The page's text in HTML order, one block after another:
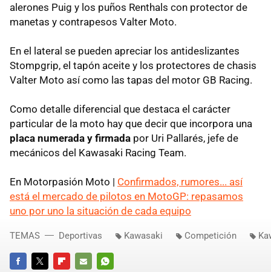
alerones Puig y los puños Renthals con protector de
manetas y contrapesos Valter Moto.
En el lateral se pueden apreciar los antideslizantes
Stompgrip, el tapón aceite y los protectores de chasis
Valter Moto así como las tapas del motor GB Racing.
Como detalle diferencial que destaca el carácter
particular de la moto hay que decir que incorpora una
placa numerada y firmada por Uri Pallarés, jefe de
mecánicos del Kawasaki Racing Team.
En Motorpasión Moto | Confirmados, rumores... así
está el mercado de pilotos en MotoGP: repasamos
uno por uno la situación de cada equipo
TEMAS Deportivas Kawasaki Competición